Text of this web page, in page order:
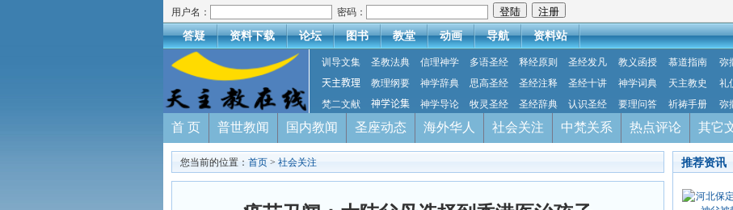
用户名： 密码：
答疑 资料下载 论坛 图书 教堂 动画 导航 资料站
训导文集 圣教法典 信理神学 多语圣经 释经原则 圣经发凡 教义函授 慕道指南 弥
天主教理
教理纲要 神学辞典 思高圣经 圣经注释 圣经十讲 神学词典 天主教史 礼
梵二文献
神学论集 神学导论 牧灵圣经 圣经辞典 认识圣经 要理问答 祈祷手册 弥
首 页 普世教闻 国内教闻 圣座动态 海外华人 社会关注 中梵关系 热点评论 其它
您当前的位置： 首页 > 社会关注 推荐资讯